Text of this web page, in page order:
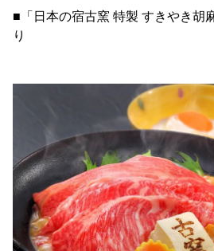
■「日本の宿古窯 特製 すきやき胡
り